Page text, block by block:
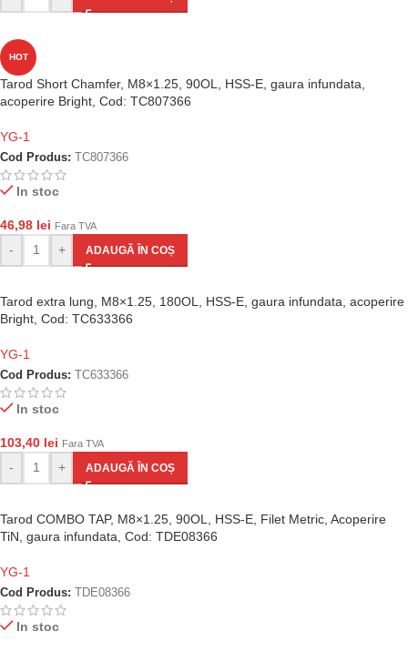
HOT
Tarod Short Chamfer, M8×1.25, 90OL, HSS-E, gaura infundata,
acoperire Bright, Cod: TC807366
YG-1
Cod Produs: TC807366
In stoc
46,98 lei Fara TVA
- + ADAUGĂ ÎN COȘ
Tarod extra lung, M8×1.25, 180OL, HSS-E, gaura infundata, acoperire
Bright, Cod: TC633366
YG-1
Cod Produs: TC633366
In stoc
103,40 lei Fara TVA
- + ADAUGĂ ÎN COȘ
Tarod COMBO TAP, M8×1.25, 90OL, HSS-E, Filet Metric, Acoperire
TiN, gaura infundata, Cod: TDE08366
YG-1
Cod Produs: TDE08366
In stoc